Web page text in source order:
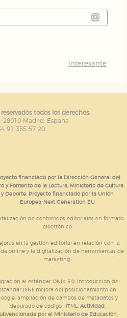
Interesante
todos los derechos.
Madrid. España
91 355 57 20
financiado por la Dirección General del
y Fomento de la Lectura, Ministerio de Cultura
y Deporte. Proyecto financiado por la Unión
Europea-Next Generation EU
de contenidos editoriales en formato
electrónico
en la gestión editorial en relación con la
online y la digitalización de herramientas de
marketing.
al estándar ONIX 3.0; introducción del
ISNI; mejora del posicionamiento en
ampliación de campos de metadatos y
depurado de código HTML.Actividad
por el Ministerio de Educación,